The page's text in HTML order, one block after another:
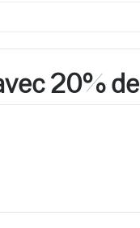
20%